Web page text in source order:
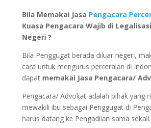
Bila Memakai Jasa Pengacara
Kuasa Pengacara Wajib di Legalisasi
Negeri ?
Bila Penggugat berada diluar negeri,
cara untuk mengurus perceraian di
dapat memakai Jasa Pengacara/
Pengacara/ Advokat adalah pihak yang
mewakili ibu sebagai Penggugat di
harus datang ke Pengadilan sama sekali.